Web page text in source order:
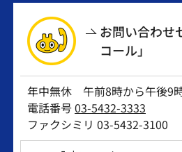
お問い合わせ
コール」
年中無休 午前8時から午後9
電話番号03-5432-3333
ファクシミリ 03-5432-3100